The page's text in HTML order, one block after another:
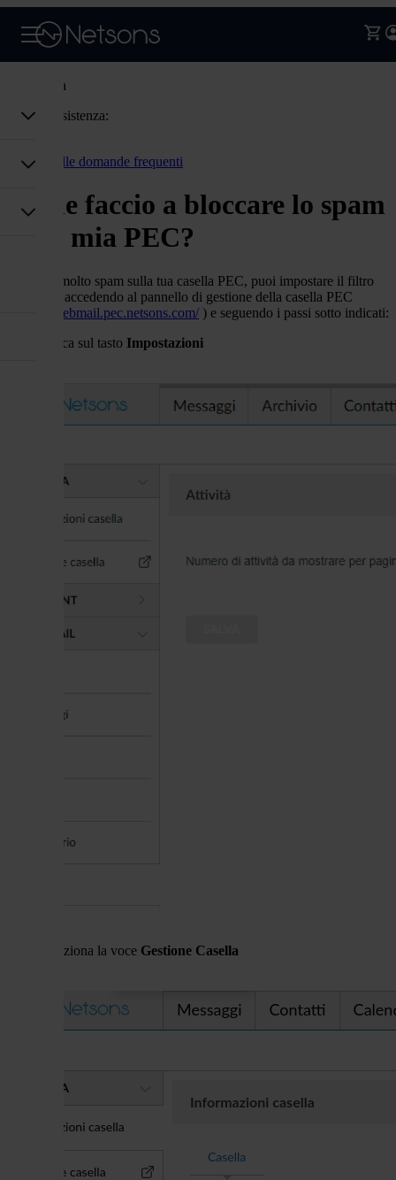
Assistenza
Codice assistenza:
Torna alle domande frequenti
Come faccio a bloccare lo spam
sulla mia PEC?
Se ricevi molto spam sulla tua casella PEC, puoi impostare il filtro
anti-spam accedendo al pannello di gestione della casella PEC
https://webmail.pec.netsons.com/ ) e seguendo i passi sotto indicati:
clicca sul tasto Impostazioni
seleziona la voce Gestione Casella